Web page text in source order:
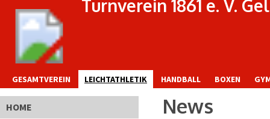
Turnverein 1861 e. V.
GESAMTVEREIN LEICHTATHLETIK HANDBALL BOXEN
HOME
News